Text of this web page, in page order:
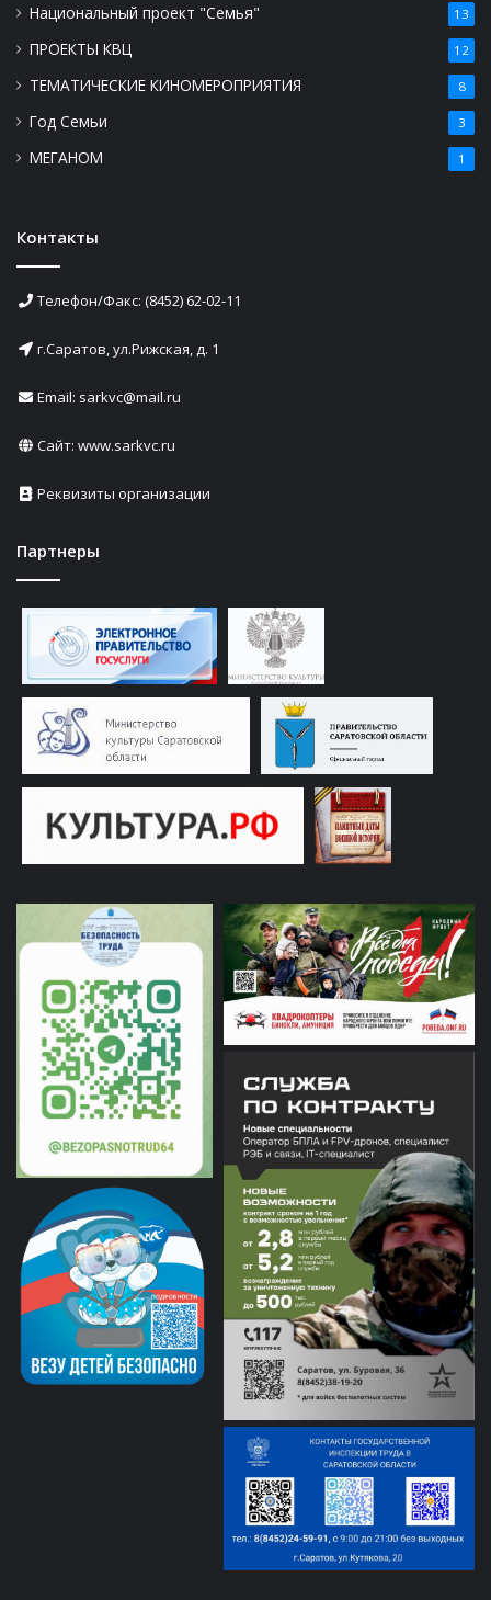
Национальный проект "Семья" 13
ПРОЕКТЫ КВЦ 12
ТЕМАТИЧЕСКИЕ КИНОМЕРОПРИЯТИЯ 8
Год Семьи 3
МЕГАНОМ 1
Контакты
Телефон/Факс: (8452) 62-02-11
г.Саратов, ул.Рижская, д. 1
Email: sarkvc@mail.ru
Сайт: www.sarkvc.ru
Реквизиты организации
Партнеры